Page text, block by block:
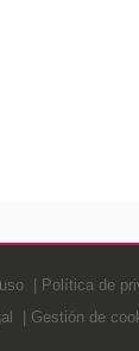
Política de
Gestión de